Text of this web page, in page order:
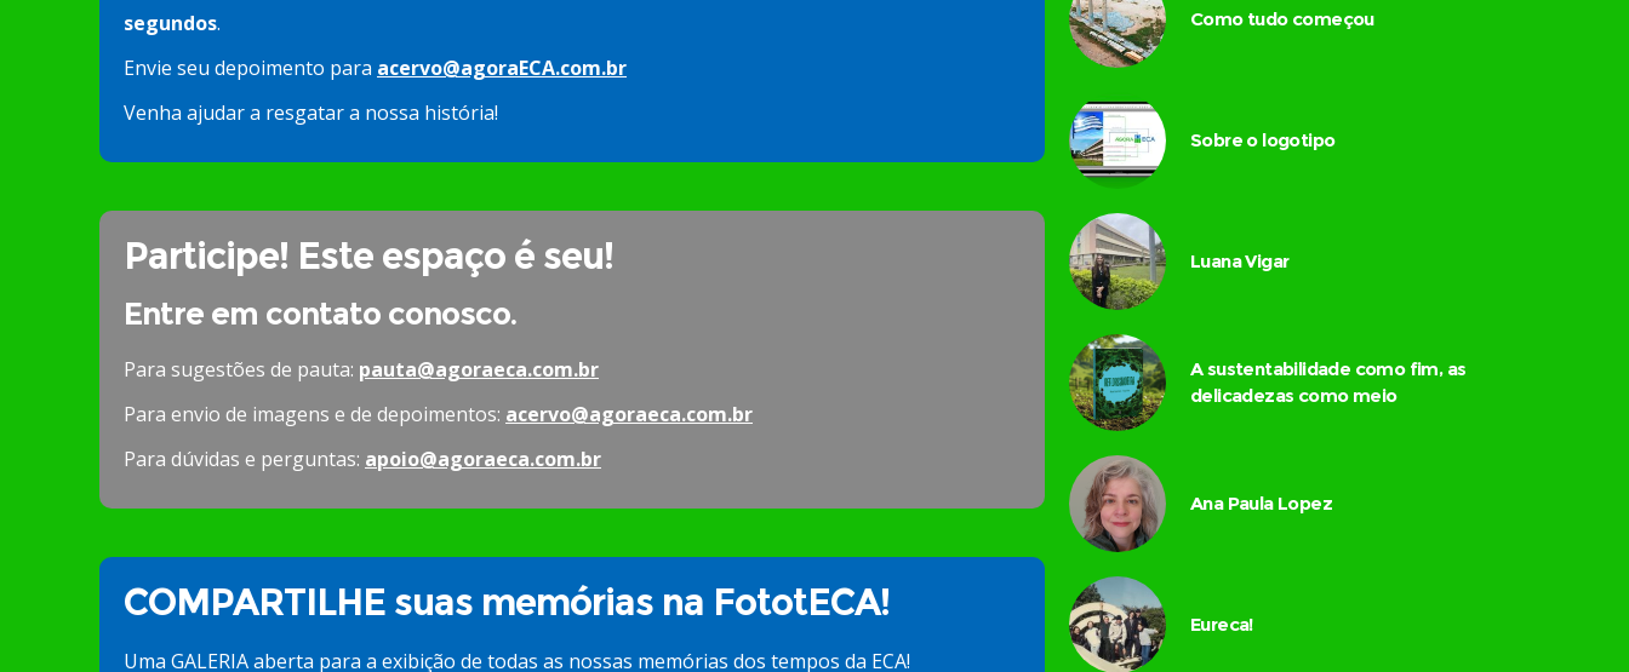
segundos.
Envie seu depoimento para acervo@agoraECA.com.br
Venha ajudar a resgatar a nossa história!
Participe! Este espaço é seu!
Entre em contato conosco.
Para sugestões de pauta: pauta@agoraeca.com.br
Para envio de imagens e de depoimentos: acervo@agoraeca.com.br
Para dúvidas e perguntas: apoio@agoraeca.com.br
COMPARTILHE suas memórias na FototECA!
Uma GALERIA aberta para a exibição de todas as nossas memórias dos tempos da ECA!
Como tudo começou
Sobre o logotipo
Luana Vigar
A sustentabilidade como fim, as
delicadezas como meio
Ana Paula Lopez
Eureca!